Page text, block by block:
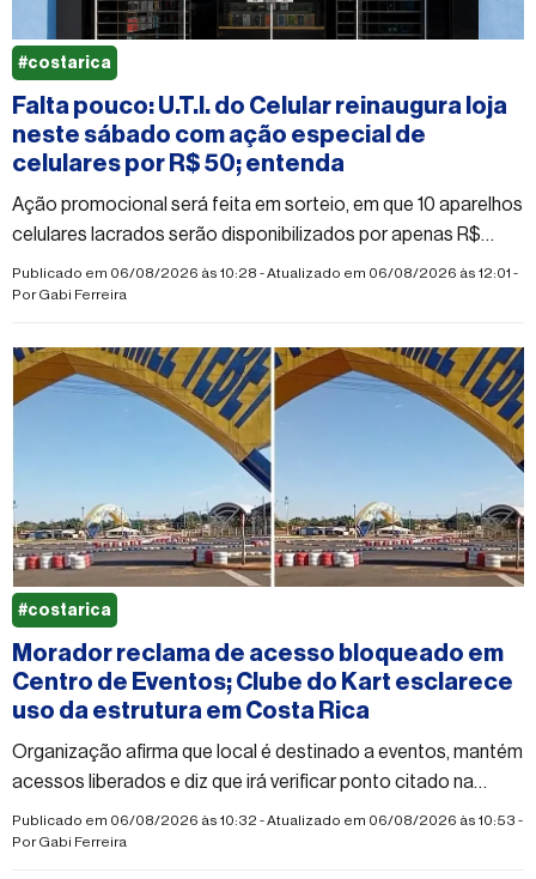
Falta pouco: U.T.I. do Celular reinaugura loja
neste sábado com ação especial de
celulares por R$ 50; entenda
Ação promocional será feita em sorteio, em que 10 aparelhos
celulares lacrados serão disponibilizados por apenas R$
50,00 cada
Publicado em 06/08/2026 às 10:28 - Atualizado em 06/08/2026 às 12:01 -
PorGabi Ferreira
#costarica
Morador reclama de acesso bloqueado em
Centro de Eventos; Clube do Kart esclarece
uso da estrutura em Costa Rica
Organização afirma que local é destinado a eventos, mantém
acessos liberados e diz que irá verificar ponto citado na
reclamação
Publicado em 06/08/2026 às 10:32 - Atualizado em 06/08/2026 às 10:53 -
PorGabi Ferreira
#costarica